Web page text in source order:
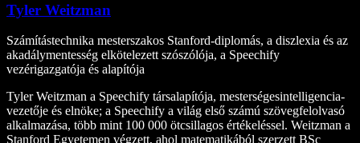
Tyler Weitzman
Számítástechnika mesterszakos Stanford-diplomás, a diszlexia és az
akadálymentesség elkötelezett szószólója, a Speechify
vezérigazgatója és alapítója
Tyler Weitzman a Speechify társalapítója, mesterségesintelligencia-
vezetője és elnöke; a Speechify a világ első számú szövegfelolvasó
alkalmazása, több mint 100 000 ötcsillagos értékeléssel. Weitzman a
Stanford Egyetemen végzett, ahol matematikából szerzett BSc